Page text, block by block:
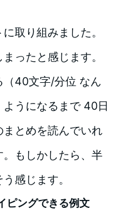
取り組みました。
ったと感じます。
（40文字/分位 なん
うになるまで 40日
まとめを読んでいれ
もしかしたら、半
感じます。
ピングできる例文